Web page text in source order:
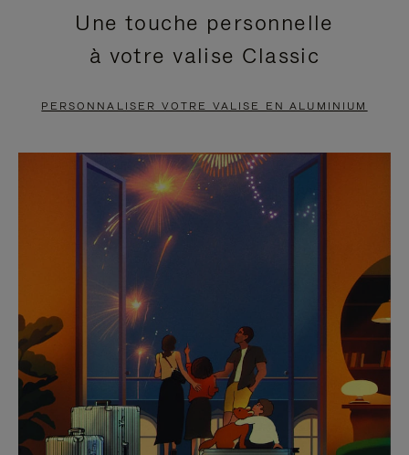
EN
PAUSE,
APPUYEZ
POUR
METTRE
PAUSE
VIDÉO
EST
DÉSACTIVÉ.
CLIQUER
POUR
RÉACTIVER
LE
SON
Une touche personnelle
à votre valise Classic
PERSONNALISER VOTRE VALISE EN ALUMINIUM